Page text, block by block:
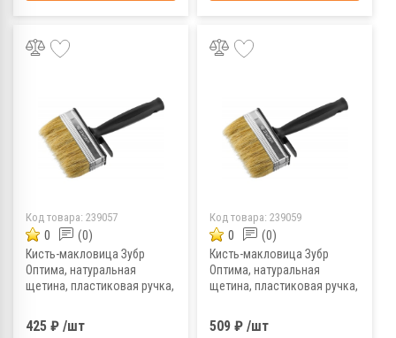
Код товара: 239057
0 (0)
Кисть-макловица Зубр
Оптима, натуральная
щетина, пластиковая ручка,
425 ₽ /шт
Код товара: 239059
0 (0)
Кисть-макловица Зубр
Оптима, натуральная
щетина, пластиковая ручка,
509 ₽ /шт